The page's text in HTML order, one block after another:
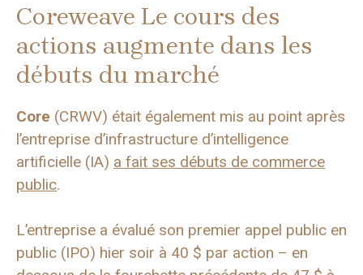
Coreweave Le cours des
actions augmente dans les
débuts du marché
Core (CRWV) était également mis au point après
l’entreprise d’infrastructure d’intelligence
artificielle (IA) a fait ses débuts de commerce
public.
L’entreprise a évalué son premier appel public en
public (IPO) hier soir à 40 $ par action – en